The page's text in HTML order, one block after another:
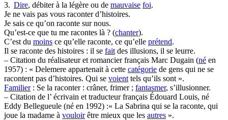
3. Dire, débiter à la légère ou de mauvaise foi.
Je ne vais pas vous raconter d’histoires.
Je sais ce qu’on raconte sur nous.
Qu’est-ce que tu me racontes là ? (chanter).
C’est du moins ce qu’elle raconte, ce qu’elle prétend.
Il se raconte des histoires : il se fait des illusions, il se leurre.
– Citation du réalisateur et romancier français Marc Dugain (né en
1957) : « Delemere appartenait à cette catégorie de gens qui ne se
racontent pas d’histoires. Qui se voient tels qu’ils sont ».
Familier: Se la raconter : crâner, frimer ; fantasmer, s’illusionner.
– Citation de l’ écrivain et traducteur français Édouard Louis, né
Eddy Bellegueule (né en 1992) :« La Sabrina qui se la raconte, qui
joue la madame à vouloirêtre mieux que les autres ».